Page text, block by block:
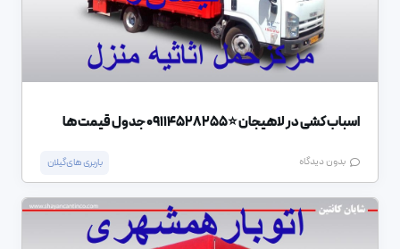
اسباب کشی در لاهیجان ⭐️09114528255 جدول قیمت ها
بدون دیدگاه باربری های گیلان